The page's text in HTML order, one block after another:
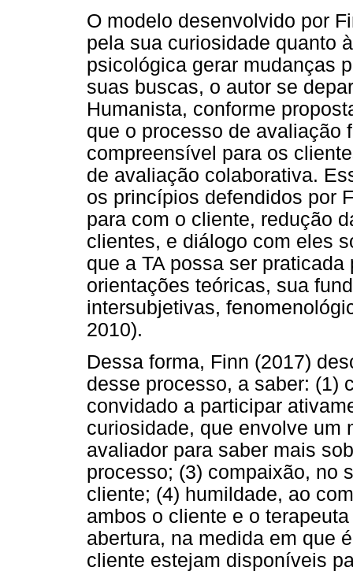
O modelo desenvolvido por
pela sua curiosidade quanto
psicológica gerar mudanças
suas buscas, o autor se
Humanista, conforme
que o processo de avaliação
compreensível para os
de avaliação colaborativa.
os princípios defendidos por
para com o cliente, redução
clientes, e diálogo com eles
que a TA possa ser
orientações teóricas, sua
intersubjetivas,
2010).
Dessa forma, Finn (2017)
desse processo, a saber: (1)
convidado a participar
curiosidade, que envolve um
avaliador para saber mais
processo; (3) compaixão, no
cliente; (4) humildade, ao
ambos o cliente e o
abertura, na medida em que
cliente estejam disponíveis